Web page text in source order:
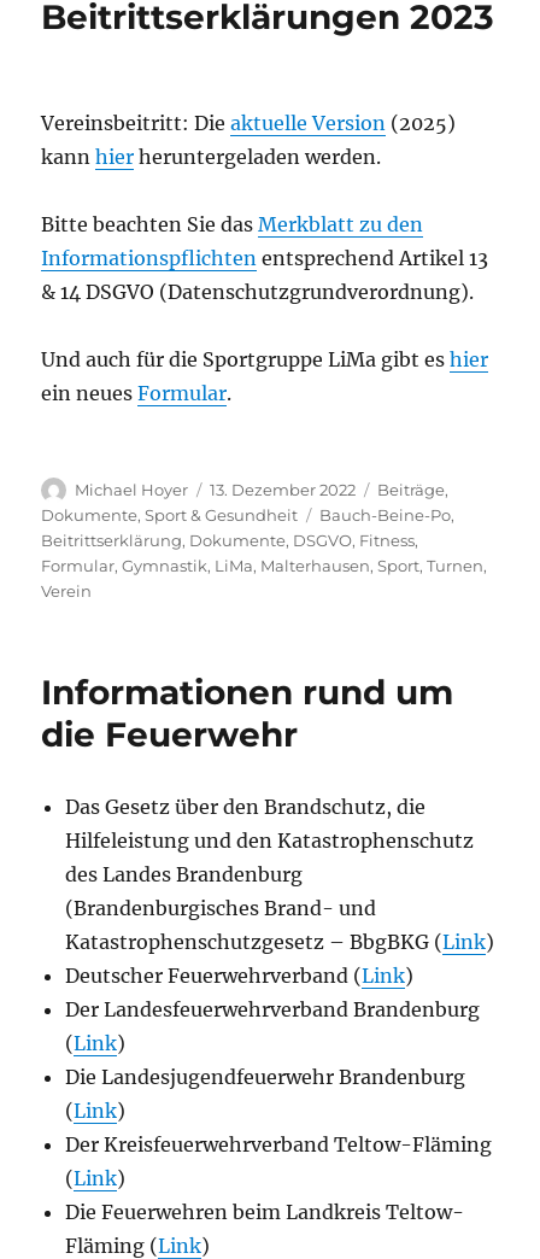
Beitrittserklärungen 2023
Vereinsbeitritt: Dieaktuelle Version (2025)
kannhier heruntergeladen werden.
Bitte beachten Sie dasMerkblatt zu den
Informationspflichten entsprechend Artikel 13
& 14 DSGVO (Datenschutzgrundverordnung).
Und auch für die Sportgruppe LiMa gibt eshier
ein neuesFormular.
Autor
Michael Hoyer
Veröffentlicht
am
13. Dezember 2022 Kategorien
Beiträge,
Dokumente,Sport & Gesundheit Schlagwörter
Bauch-Beine-Po,
Beitrittserklärung, Dokumente, DSGVO, Fitness,
Formular,Gymnastik, LiMa, Malterhausen,Sport,Turnen,
Verein
Informationen rund um
die Feuerwehr
Das Gesetz über den Brandschutz, die
Hilfeleistung und den Katastrophenschutz
des Landes Brandenburg
(Brandenburgisches Brand- und
Katastrophenschutzgesetz – BbgBKG (Link)
Deutscher Feuerwehrverband (Link)
Der Landesfeuerwehrverband Brandenburg
(Link)
Die Landesjugendfeuerwehr Brandenburg
(Link)
Der Kreisfeuerwehrverband Teltow-Fläming
(Link)
Die Feuerwehren beim Landkreis Teltow-
Fläming (Link)